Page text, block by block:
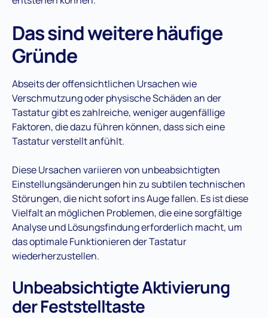
Das sind weitere häufige
Gründe
Abseits der offensichtlichen Ursachen wie
Verschmutzung oder physische Schäden an der
Tastatur gibt es zahlreiche, weniger augenfällige
Faktoren, die dazu führen können, dass sich eine
Tastatur verstellt anfühlt.
Diese Ursachen variieren von unbeabsichtigten
Einstellungsänderungen hin zu subtilen technischen
Störungen, die nicht sofort ins Auge fallen. Es ist diese
Vielfalt an möglichen Problemen, die eine sorgfältige
Analyse und Lösungsfindung erforderlich macht, um
das optimale Funktionieren der Tastatur
wiederherzustellen.
Unbeabsichtigte Aktivierung
der Feststelltaste